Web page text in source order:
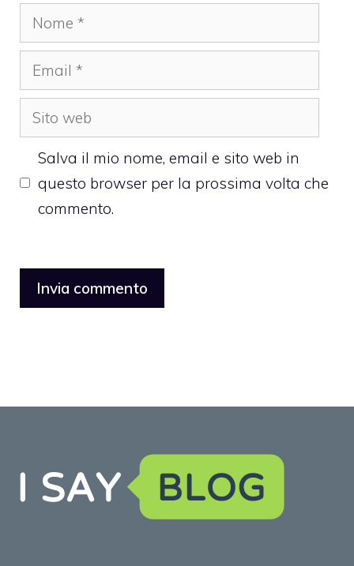
Nome
Email
Sito
web
Salva il mio nome, email e sito web in
questo browser per la prossima volta che
commento.